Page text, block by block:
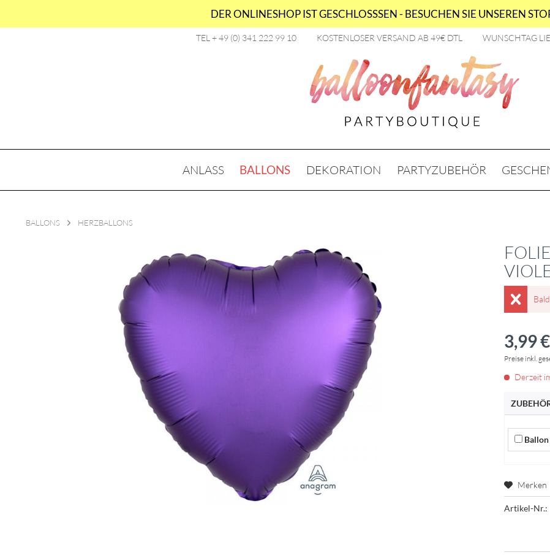
DER ONLINESHOP IST GESCHLOSSSEN - BESUCHEN SIE UNSEREN
TEL + 49 (0) 341 222 99 10 KOSTENLOSER VERSAND AB 49€ DTL WUNSCHTAG
ANLASS BALLONS DEKORATION PARTYZUBEHÖR
BALLONS HERZBALLONS
3,99
Preise inkl.
Derzeit
Merken
Artikel-Nr.: